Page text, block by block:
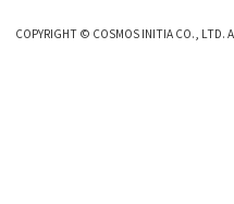
COPYRIGHT © COSMOS INITIA CO., LTD.